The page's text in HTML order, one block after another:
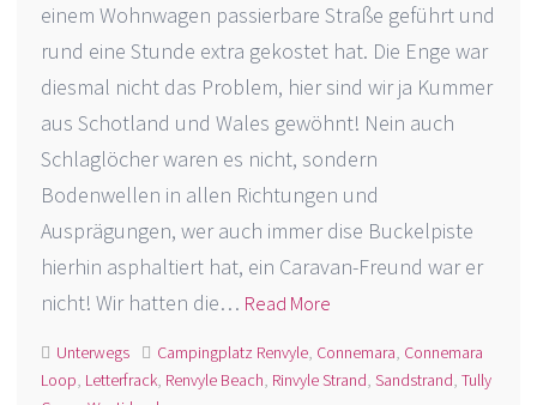
einem Wohnwagen passierbare Straße geführt und
rund eine Stunde extra gekostet hat. Die Enge war
diesmal nicht das Problem, hier sind wir ja Kummer
aus Schotland und Wales gewöhnt! Nein auch
Schlaglöcher waren es nicht, sondern
Bodenwellen in allen Richtungen und
Ausprägungen, wer auch immer dise Buckelpiste
hierhin asphaltiert hat, ein Caravan-Freund war er
nicht! Wir hatten die… Read More
Unterwegs Campingplatz Renvyle, Connemara, Connemara
Loop, Letterfrack, Renvyle Beach, Rinvyle Strand,Sandstrand,Tully